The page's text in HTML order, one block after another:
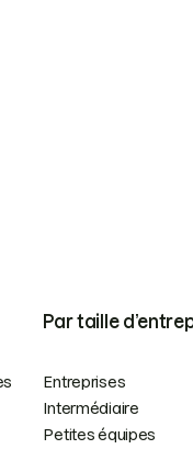
Par taille
Entreprises
Intermédiaire
Petites équipes